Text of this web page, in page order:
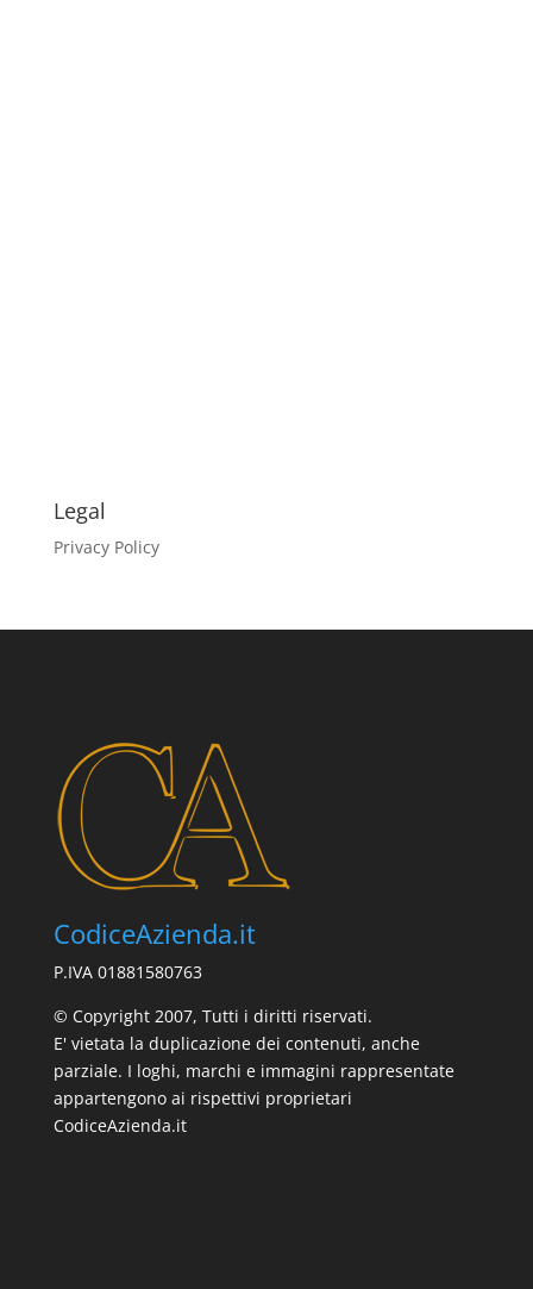
Legal
Privacy Policy
CodiceAzienda.it
P.IVA 01881580763
© Copyright 2007, Tutti i diritti riservati.
E' vietata la duplicazione dei contenuti, anche
parziale. I loghi, marchi e immagini rappresentate
appartengono ai rispettivi proprietari
CodiceAzienda.it